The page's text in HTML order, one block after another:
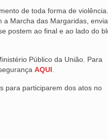
de toda forma de violência.
a Marcha das Margaridas,
postem ao final e ao lado do
Público da União. Para
AQUI
para participarem dos atos no